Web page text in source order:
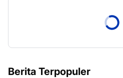
Berita Terpopuler